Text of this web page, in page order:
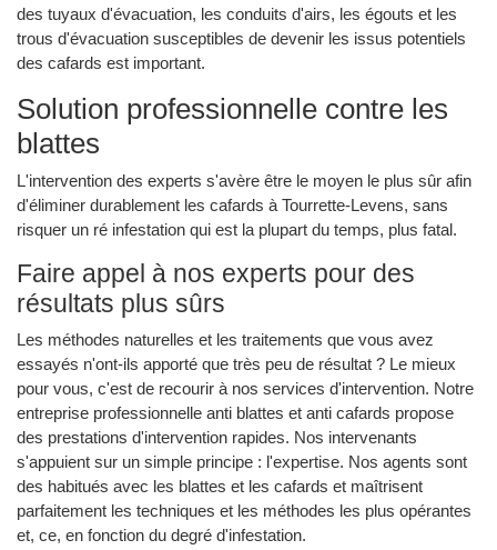
des tuyaux d'évacuation, les conduits d'airs, les égouts et les
trous d'évacuation susceptibles de devenir les issus potentiels
des cafards est important.
Solution professionnelle contre les
blattes
L'intervention des experts s'avère être le moyen le plus sûr afin
d'éliminer durablement les cafards à Tourrette-Levens, sans
risquer un ré infestation qui est la plupart du temps, plus fatal.
Faire appel à nos experts pour des
résultats plus sûrs
Les méthodes naturelles et les traitements que vous avez
essayés n'ont-ils apporté que très peu de résultat ? Le mieux
pour vous, c'est de recourir à nos services d'intervention. Notre
entreprise professionnelle anti blattes et anti cafards propose
des prestations d'intervention rapides. Nos intervenants
s'appuient sur un simple principe : l'expertise. Nos agents sont
des habitués avec les blattes et les cafards et maîtrisent
parfaitement les techniques et les méthodes les plus opérantes
et, ce, en fonction du degré d'infestation.